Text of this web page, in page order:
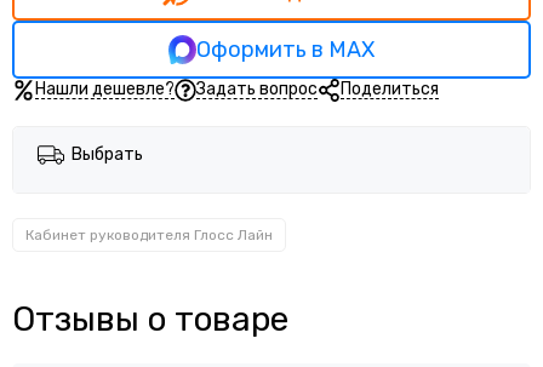
Кабинет руководителя Fortum
Кабинет руководителя U.RUS
Кабинет руководителя Mark II
Кабинет руководителя Monza
Кабинет руководителя Аллегро
Оформить в MAX
Нашли дешевле? Задать вопрос Поделиться
Выбрать
Кабинет руководителя Глосс Лайн
Отзывы о товаре